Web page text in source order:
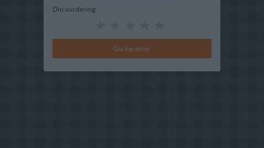
Din vurdering: